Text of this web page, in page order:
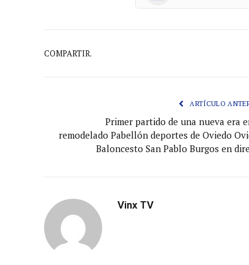
COMPARTIR.
ARTÍCULO
Primer partido de una nueva era
remodelado Pabellón deportes de Oviedo
Baloncesto San Pablo Burgos en
Vinx TV